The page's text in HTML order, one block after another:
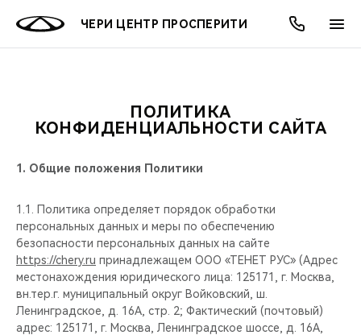
ЧЕРИ ЦЕНТР ПРОСПЕРИТИ
МОДЕЛИ
КРОССОВЕРЫ
СЕДАНЫ
НОВИНКИ
ПОКУПАТЕЛЯМ
ВЛАДЕЛЬЦАМ
ПОДДЕРЖКА
CHERY CONNECT
МИР CHERY
CHERY В СОЦСЕТЯХ
ЛЮДИ CHERY
БЛАГОТВОРИТЕЛЬНОСТЬ
АКЦИИ
ОНЛАЙН СЕРВИСЫ
О КОМПАНИИ
ПОЛИТИКА
КОНФИДЕНЦИАЛЬНОСТИ САЙТА
1. Общие положения Политики
1.1. Политика определяет порядок обработки
персональных данных и меры по обеспечению
безопасности персональных данных на сайте
https://chery.ru принадлежащем ООО «ТЕНЕТ РУС» (Адрес
местонахождения юридического лица: 125171, г. Москва,
вн.тер.г. муниципальный округ Войковский, ш.
Ленинградское, д. 16А, стр. 2; Фактический (почтовый)
адрес: 125171, г. Москва, Ленинградское шоссе, д. 16А,